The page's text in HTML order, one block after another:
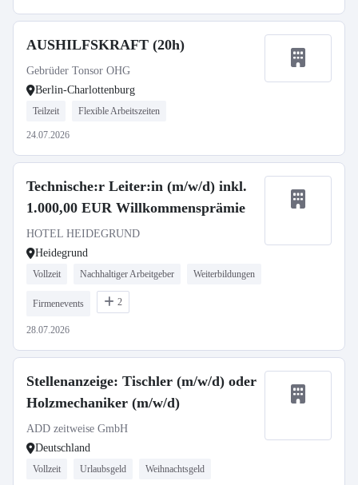
AUSHILFSKRAFT (20h)
Gebrüder Tonsor OHG
Berlin-Charlottenburg
Teilzeit Flexible Arbeitszeiten
24.07.2026
Technische:r Leiter:in (m/w/d) inkl.
1.000,00 EUR Willkommensprämie
HOTEL HEIDEGRUND
Heidegrund
Vollzeit Nachhaltiger Arbeitgeber Weiterbildungen
Firmenevents 2
28.07.2026
Stellenanzeige: Tischler (m/w/d) oder
Holzmechaniker (m/w/d)
ADD zeitweise GmbH
Deutschland
Vollzeit Urlaubsgeld Weihnachtsgeld